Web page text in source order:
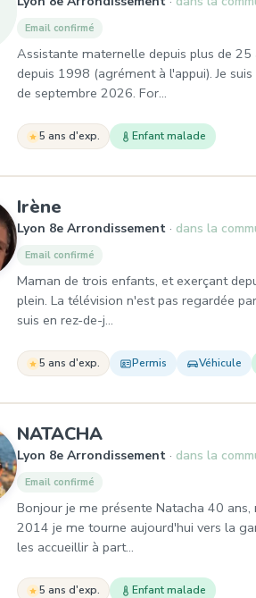
Email confirmé
Assistante maternelle depuis plus de
depuis 1998 (agrément à l'appui). Je
de septembre 2026. For…
5 ans d'exp. Enfant malade
Irène , Assistante
Lyon 8e Arrondissement dans la
Email confirmé
Maman de trois enfants, et exerçant
plein. La télévision n'est pas regardée
suis en rez-de-j…
5 ans d'exp. Permis Véhicule
NATACHA, Assistante
Lyon 8e Arrondissement dans la
Email confirmé
Bonjour je me présente Natacha 40
2014 je me tourne aujourd'hui vers la
les accueillir à part…
5 ans d'exp. Enfant malade